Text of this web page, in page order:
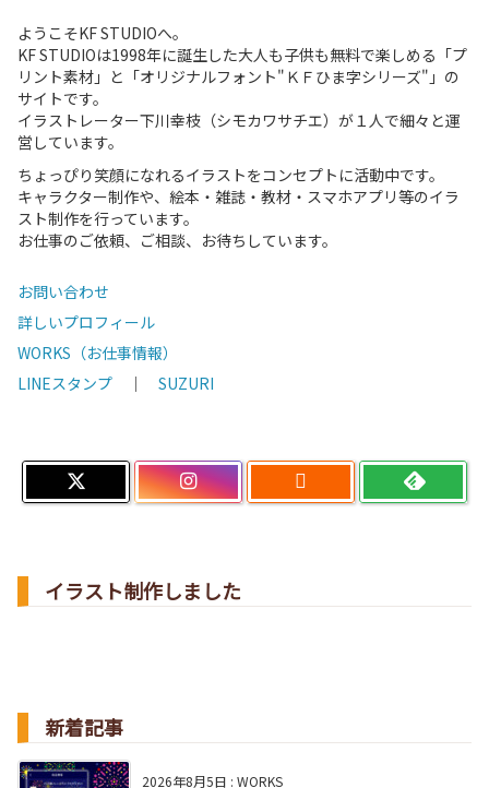
ようこそKF STUDIOへ。
KF STUDIOは1998年に誕生した大人も子供も無料で楽しめる「プ
リント素材」と「オリジナルフォント"ＫＦひま字シリーズ"」の
サイトです。
イラストレーター下川幸枝（シモカワサチエ）が１人で細々と運
営しています。
ちょっぴり笑顔になれるイラストをコンセプトに活動中です。
キャラクター制作や、絵本・雑誌・教材・スマホアプリ等のイラ
スト制作を行っています。
お仕事のご依頼、ご相談、お待ちしています。
お問い合わせ
詳しいプロフィール
WORKS（お仕事情報）
LINEスタンプ ｜ SUZURI

イラスト制作しました
新着記事
2026年8月5日 : WORKS